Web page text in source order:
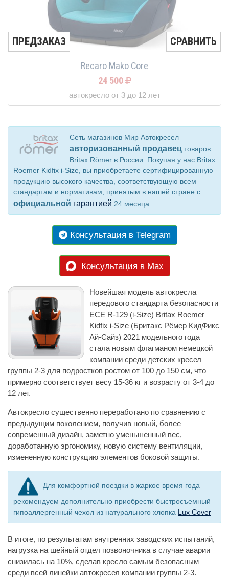
ПРЕДЗАКАЗ СРАВНИТЬ
Recaro Mako Core
24 500
автокресло от 3 до 12 лет
Сеть магазинов Мир Автокресел –
авторизованный продавец товаров
Britax Römer в России. Покупая у нас Britax
Roemer Kidfix i-Size, вы приобретаете сертифицированную
продукцию высокого качества, соответствующую всем
стандартам и нормативам, принятым в нашей стране с
официальной гарантией 24 месяца.
Консультация в Telegram
Консультация в Max
Новейшая модель автокресла
передового стандарта безопасности
ECE R-129 (i-Size) Britax Roemer
Kidfix i-Size (Бритакс Рёмер КидФикс
Ай-Сайз) 2021 модельного года
стала новым флагманом немецкой
компании среди детских кресел
группы 2-3 для подростков ростом от 100 до 150 см, что
примерно соответствует весу 15-36 кг и возрасту от 3-4 до
12 лет.
Автокресло существенно переработано по сравнению с
предыдущим поколением, получив новый, более
современный дизайн, заметно уменьшенный вес,
доработанную эргономику, новую систему вентиляции,
измененную конструкцию элементов боковой защиты.
Для комфортной поездки в жаркое время года
рекомендуем дополнительно приобрести быстросъемный
гипоаллергенный чехол из натурального хлопка Lux Cover
В итоге, по результатам внутренних заводских испытаний,
нагрузка на шейный отдел позвоночника в случае аварии
снизилась на 10%, сделав кресло самым безопасным
среди всей линейки автокресел компании группы 2-3.